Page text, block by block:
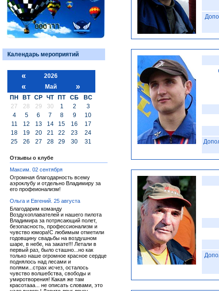
Календарь мероприятий
« 2026
« Май »
ПН ВТ СР ЧТ ПТ СБ
ВС
27
28 29 30 1 2
3
4
5 6 7 8 9
10
11
12 13 14 15 16
17
18
19 20 21 22 23
24
25
26 27 28 29 30 31
Отзывы о клубе
Максим. 02 сентября
Огромная благодарность всему
аэроклубу и отдельно Владимиру за
его профеионализм!
Ольга и Евгений. 25 августа
Благодарим команду
Воздухоплавателей и нашего пилота
Владимира за потрясающий полет,
безопасность, профессионализм и
чувство юмора!С любимым отметили
годовщину свадьбы на воздушном
шаре, в небе, на закате!!! Летали в
первый раз, было сташно...но как
только наше огромное красное сердце
поднялось над лесами и
полями...страх исчез, осталось
чувство волшебства, свободы и
умиротворения! Какая же там
красотааа... не описать словами, это